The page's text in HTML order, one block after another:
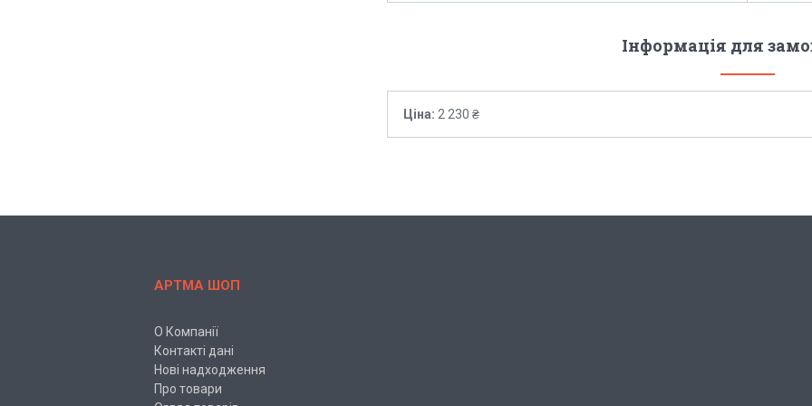
Інформація для
Ціна: 2 230 ₴
АРТМА ШОП
О Компанії
Контакті дані
Нові надходження
Про товари